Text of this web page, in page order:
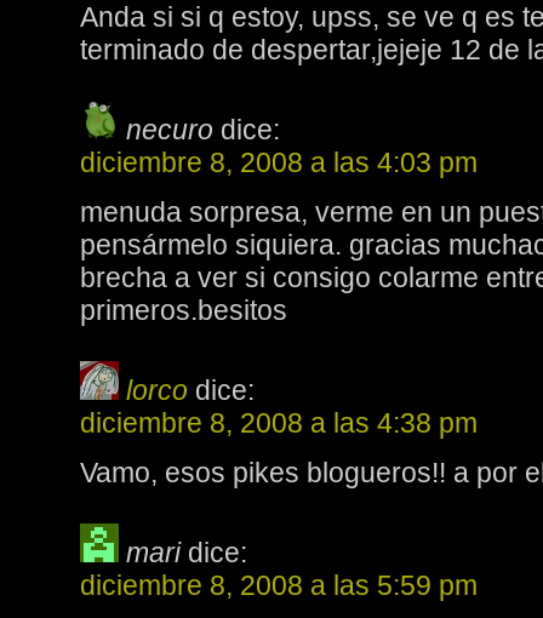
Anda si si q estoy, upss, se ve q es
terminado de despertar,jejeje 12 de
necuro dice:
diciembre 8, 2008 a las 4:03 pm
menuda sorpresa, verme en un
pensármelo siquiera. gracias
brecha a ver si consigo colarme
primeros.besitos
lorco dice:
diciembre 8, 2008 a las 4:38 pm
Vamo, esos pikes blogueros!! a por
mari dice:
diciembre 8, 2008 a las 5:59 pm